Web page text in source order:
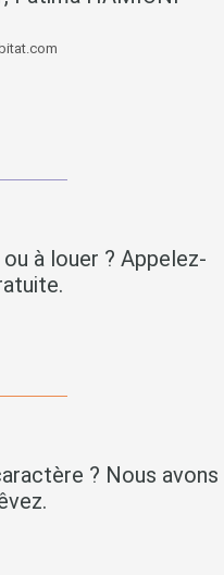
à louer ? Appelez-
? Nous avons